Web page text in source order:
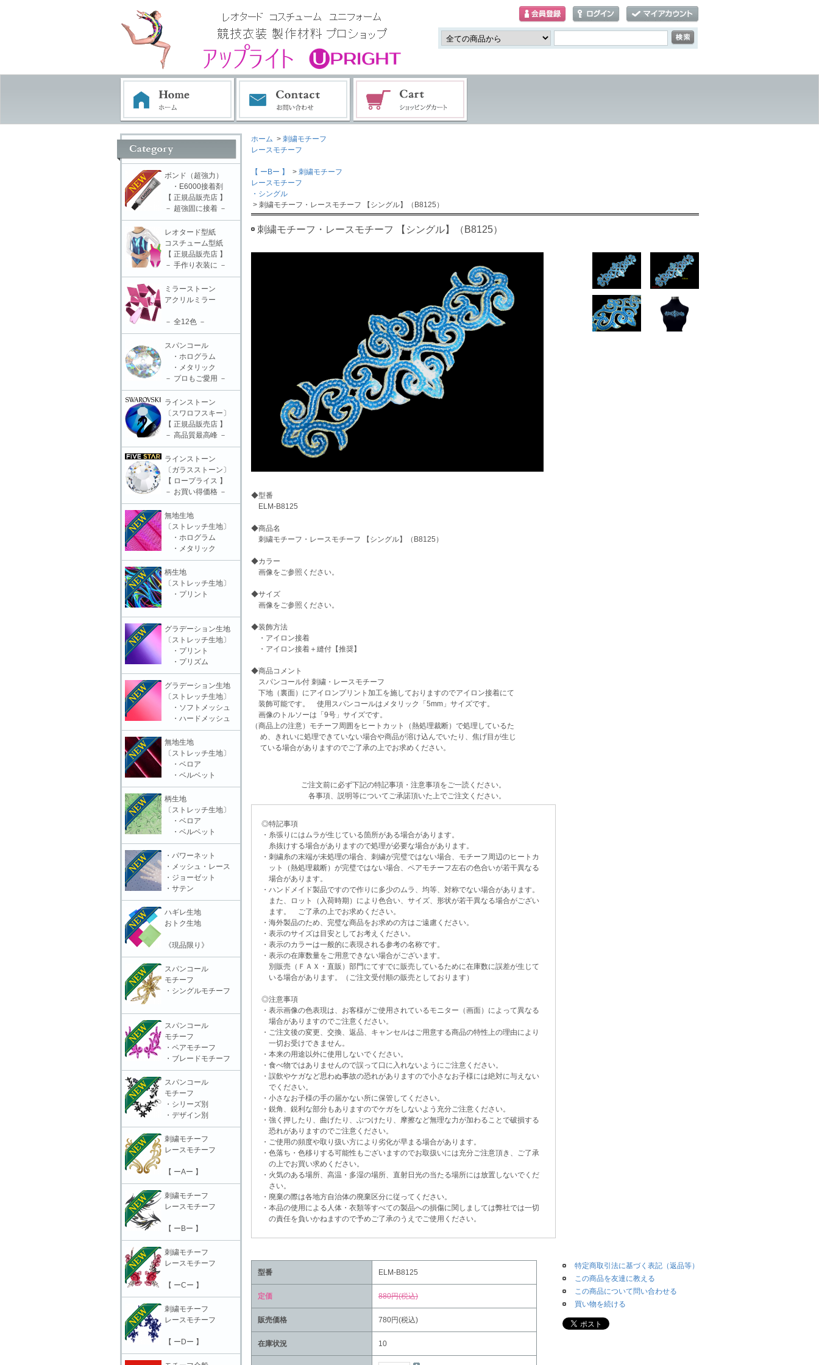
ホーム > 刺繍モチーフ
レースモチーフ
【 ーBー 】 > 刺繍モチーフ
レースモチーフ
・シングル
> 刺繍モチーフ・レースモチーフ 【シングル】（B8125）
刺繍モチーフ・レースモチーフ 【シングル】（B8125）
◆型番
ELM-B8125
◆商品名
刺繍モチーフ・レースモチーフ 【シングル】（B8125）
◆カラー
画像をご参照ください。
◆サイズ
画像をご参照ください。
◆装飾方法
・アイロン接着
・アイロン接着＋縫付【推奨】
◆商品コメント
スパンコール付 刺繍・レースモチーフ
下地（裏面）にアイロンプリント加工を施しておりますのでアイロン接着にて
装飾可能です。 使用スパンコールはメタリック「5mm」サイズです。
画像のトルソーは「9号」サイズです。
（商品上の注意）モチーフ周囲をヒートカット（熱処理裁断）で処理しているた
め、きれいに処理できていない場合や商品が溶け込んでいたり、焦げ目が生じ
ている場合がありますのでご了承の上でお求めください。
ご注文前に必ず下記の特記事項・注意事項をご一読ください。
各事項、説明等についてご承諾頂いた上でご注文ください。
◎特記事項
・糸張りにはムラが生じている箇所がある場合があります。
糸抜けする場合がありますので処理が必要な場合があります。
・刺繍糸の末端が未処理の場合、刺繍が完璧ではない場合、モチーフ周辺のヒートカ
ット（熱処理裁断）が完璧ではない場合、ペアモチーフ左右の色合いが若干異なる
場合があります。
・ハンドメイド製品ですので作りに多少のムラ、均等、対称でない場合があります。
また、ロット（入荷時期）により色合い、サイズ、形状が若干異なる場合がござい
ます。 ご了承の上でお求めください。
・海外製品のため、完璧な商品をお求めの方はご遠慮ください。
・表示のサイズは目安としてお考えください。
・表示のカラーは一般的に表現される参考の名称です。
・表示の在庫数量をご用意できない場合がございます。
別販売（ＦＡＸ・直販）部門にてすでに販売しているために在庫数に誤差が生じて
いる場合があります。（ご注文受付順の販売としております）
◎注意事項
・表示画像の色表現は、お客様がご使用されているモニター（画面）によって異なる
場合がありますのでご注意ください。
・ご注文後の変更、交換、返品、キャンセルはご用意する商品の特性上の理由により
一切お受けできません。
・本来の用途以外に使用しないでください。
・食べ物ではありませんので誤って口に入れないようにご注意ください。
・誤飲やケガなど思わぬ事故の恐れがありますので小さなお子様には絶対に与えない
でください。
・小さなお子様の手の届かない所に保管してください。
・鋭角、鋭利な部分もありますのでケガをしないよう充分ご注意ください。
・強く押したり、曲げたり、ぶつけたり、摩擦など無理な力が加わることで破損する
恐れがありますのでご注意ください。
・ご使用の頻度や取り扱い方により劣化が早まる場合があります。
・色落ち・色移りする可能性もございますのでお取扱いには充分ご注意頂き、ご了承
の上でお買い求めください。
・火気のある場所、高温・多湿の場所、直射日光の当たる場所には放置しないでくだ
さい。
・廃棄の際は各地方自治体の廃棄区分に従ってください。
・本品の使用による人体・衣類等すべての製品への損傷に関しましては弊社では一切
の責任を負いかねますので予めご了承のうえでご使用ください。
型番 ELM-B8125
定価 880円(税込)
販売価格 780円(税込)
在庫状況 10
特定商取引法に基づく表記（返品等）
この商品を友達に教える
この商品について問い合わせる
買い物を続ける
ボンド（超強力）
・E6000接着剤
【 正規品販売店 】
－ 超強固に接着 －
レオタード型紙
コスチューム型紙
【 正規品販売店 】
－ 手作り衣装に －
ミラーストーン
アクリルミラー
－ 全12色 －
スパンコール
・ホログラム
・メタリック
－ プロもご愛用 －
ラインストーン
〔スワロフスキー〕
【 正規品販売店 】
－ 高品質最高峰 －
ラインストーン
〔ガラスストーン〕
【 ロープライス 】
－ お買い得価格 －
無地生地
〔ストレッチ生地〕
・ホログラム
・メタリック
柄生地
〔ストレッチ生地〕
・プリント
グラデーション生地
〔ストレッチ生地〕
・プリント
・プリズム
グラデーション生地
〔ストレッチ生地〕
・ソフトメッシュ
・ハードメッシュ
無地生地
〔ストレッチ生地〕
・ベロア
・ベルベット
柄生地
〔ストレッチ生地〕
・ベロア
・ベルベット
・パワーネット
・メッシュ・レース
・ジョーゼット
・サテン
ハギレ生地
おトク生地
《現品限り》
スパンコール
モチーフ
・シングルモチーフ
スパンコール
モチーフ
・ペアモチーフ
・ブレードモチーフ
スパンコール
モチーフ
・シリーズ別
・デザイン別
刺繍モチーフ
レースモチーフ
【 ーAー 】
刺繍モチーフ
レースモチーフ
【 ーBー 】
刺繍モチーフ
レースモチーフ
【 ーCー 】
刺繍モチーフ
レースモチーフ
【 ーDー 】